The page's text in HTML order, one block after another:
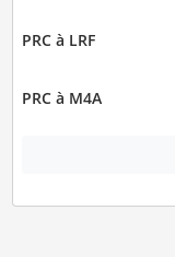
PRC à LRF
PRC à M4A